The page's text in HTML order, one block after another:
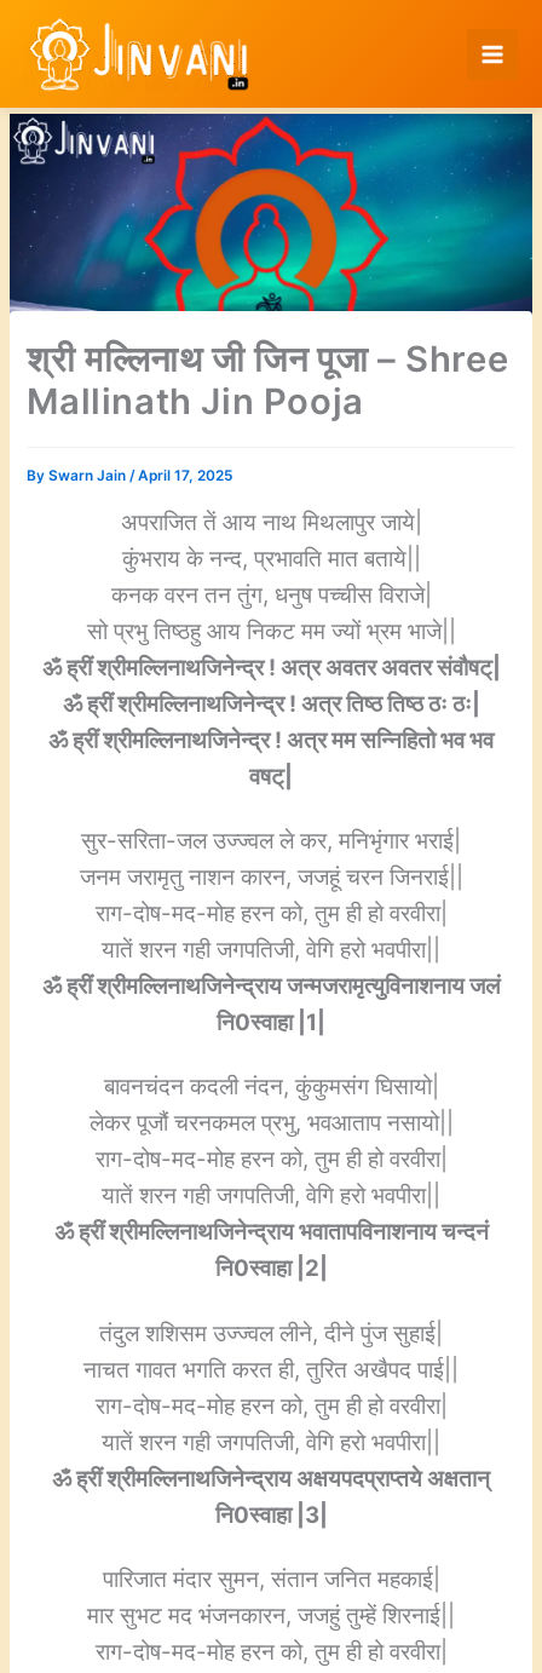
content
श्री मल्लिनाथ जी जिन पूजा – Shree
Mallinath Jin Pooja
BySwarn Jain/April 17, 2025
अपराजित तें आय नाथ मिथलापुर जाये|
कुंभराय के नन्द, प्रभावति मात बताये||
कनक वरन तन तुंग, धनुष पच्चीस विराजे|
सो प्रभु तिष्ठहु आय निकट मम ज्यों भ्रम भाजे||
ॐ ह्रीं श्रीमल्लिनाथजिनेन्द्र ! अत्र अवतर अवतर संवौषट्|
ॐ ह्रीं श्रीमल्लिनाथजिनेन्द्र ! अत्र तिष्ठ तिष्ठ ठः ठः|
ॐ ह्रीं श्रीमल्लिनाथजिनेन्द्र ! अत्र मम सन्निहितो भव भव
वषट्|
सुर-सरिता-जल उज्ज्वल ले कर, मनिभृंगार भराई|
जनम जरामृतु नाशन कारन, जजहूं चरन जिनराई||
राग-दोष-मद-मोह हरन को, तुम ही हो वरवीरा|
यातें शरन गही जगपतिजी, वेगि हरो भवपीरा||
ॐ ह्रीं श्रीमल्लिनाथजिनेन्द्राय जन्मजरामृत्युविनाशनाय जलं
नि0स्वाहा |1|
बावनचंदन कदली नंदन, कुंकुमसंग घिसायो|
लेकर पूजौं चरनकमल प्रभु, भवआताप नसायो||
राग-दोष-मद-मोह हरन को, तुम ही हो वरवीरा|
यातें शरन गही जगपतिजी, वेगि हरो भवपीरा||
ॐ ह्रीं श्रीमल्लिनाथजिनेन्द्राय भवातापविनाशनाय चन्दनं
नि0स्वाहा |2|
तंदुल शशिसम उज्ज्वल लीने, दीने पुंज सुहाई|
नाचत गावत भगति करत ही, तुरित अखैपद पाई||
राग-दोष-मद-मोह हरन को, तुम ही हो वरवीरा|
यातें शरन गही जगपतिजी, वेगि हरो भवपीरा||
ॐ ह्रीं श्रीमल्लिनाथजिनेन्द्राय अक्षयपदप्राप्तये अक्षतान्
नि0स्वाहा |3|
पारिजात मंदार सुमन, संतान जनित महकाई|
मार सुभट मद भंजनकारन, जजहुं तुम्हें शिरनाई||
राग-दोष-मद-मोह हरन को, तुम ही हो वरवीरा|